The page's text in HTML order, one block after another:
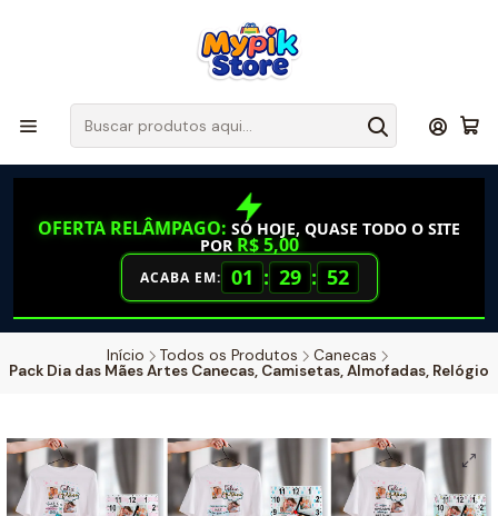
OFERTA RELÂMPAGO: SÓ HOJE, QUASE TODO O SITE
POR R$ 5,00
ACABA EM: 01 : 29 : 52
Início Todos os Produtos
Canecas
Pack Dia das Mães Artes Canecas, Camisetas, Almofadas, Relógio